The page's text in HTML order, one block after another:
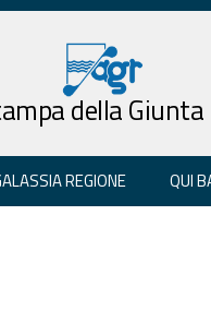
della Giunta
REGIONE QUI